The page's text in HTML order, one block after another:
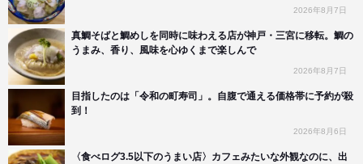
2026年8月7日
真鯛そばと鯛めしを同時に味わえる店が神戸・三宮に移転。鯛の
うまみ、香り、風味を心ゆくまで楽しんで
2026年8月7日
目指したのは「令和の町寿司」。自腹で通える価格帯に予約が殺
到！
2026年8月6日
〈食べログ3.5以下のうまい店〉カフェみたいな外観なのに、出